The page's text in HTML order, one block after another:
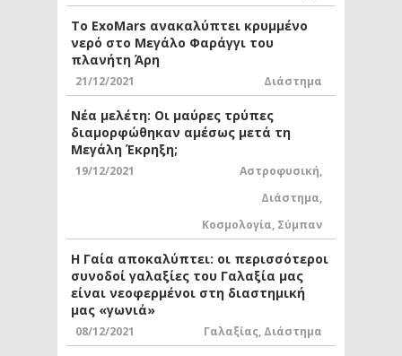
Το ExoMars ανακαλύπτει κρυμμένο
νερό στο Μεγάλο Φαράγγι του
πλανήτη Άρη
21/12/2021 Διάστημα
Νέα μελέτη: Οι μαύρες τρύπες
διαμορφώθηκαν αμέσως μετά τη
Μεγάλη Έκρηξη;
19/12/2021 Αστροφυσική,
Διάστημα,
Κοσμολογία, Σύμπαν
Η Γαία αποκαλύπτει: οι περισσότεροι
συνοδοί γαλαξίες του Γαλαξία μας
είναι νεοφερμένοι στη διαστημική
μας «γωνιά»
08/12/2021 Γαλαξίας, Διάστημα